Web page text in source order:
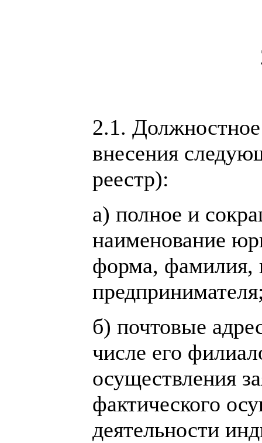
2.1.
внесения
реестр):
а) полное и
наименование
форма, фамилия,
б) почтовые
числе его
осуществления
фактического
деятельности